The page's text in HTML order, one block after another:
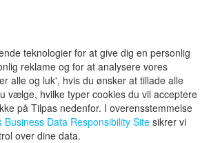
teknologier for at give dig en personlig
reklame og for at analysere vores
alle og luk', hvis du ønsker at tillade alle
vælge, hvilke typer cookies du vil acceptere
på Tilpas nedenfor. I overensstemmelse
Business Data Responsibility Site sikrer vi
over dine data.